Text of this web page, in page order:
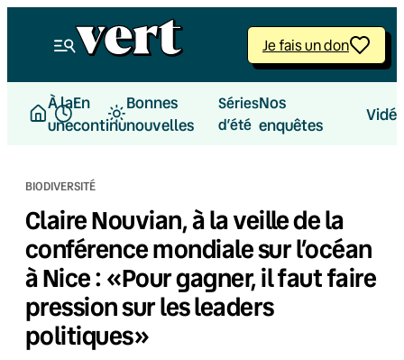
Je fais un don
À la
une
En
continu
Bonnes
nouvelles
Séries
d’été
Nos
enquêtes
BIODIVERSITÉ
Claire Nouvian, à la veille de la
conférence mondiale sur l’océan
à Nice : «Pour gagner, il faut faire
pression sur les leaders
politiques»